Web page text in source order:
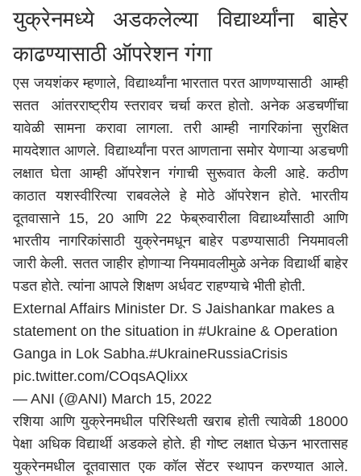
युक्रेनमध्ये अडकलेल्या विद्यार्थ्यांना बाहेर
काढण्यासाठी ऑपरेशन गंगा
एस जयशंकर म्हणाले, विद्यार्थ्यांना भारतात परत आणण्यासाठी आम्ही
सतत आंतरराष्ट्रीय स्तरावर चर्चा करत होतो. अनेक अडचणींचा
यावेळी सामना करावा लागला. तरी आम्ही नागरिकांना सुरक्षित
मायदेशात आणले. विद्यार्थ्यांना परत आणताना समोर येणाऱ्या अडचणी
लक्षात घेता आम्ही ऑपरेशन गंगाची सुरूवात केली आहे. कठीण
काठात यशस्वीरित्या राबवलेले हे मोठे ऑपरेशन होते. भारतीय
दूतवासाने 15, 20 आणि 22 फेब्रुवारीला विद्यार्थ्यांसाठी आणि
भारतीय नागरिकांसाठी युक्रेनमधून बाहेर पडण्यासाठी नियमावली
जारी केली. सतत जाहीर होणाऱ्या नियमावलीमुळे अनेक विद्यार्थी बाहेर
पडत होते. त्यांना आपले शिक्षण अर्धवट राहण्याचे भीती होती.
External Affairs Minister Dr. S Jaishankar makes a
statement on the situation in #Ukraine & Operation
Ganga in Lok Sabha.#UkraineRussiaCrisis
pic.twitter.com/COqsAQlixx
— ANI (@ANI) March 15, 2022
रशिया आणि युक्रेनमधील परिस्थिती खराब होती त्यावेळी 18000
पेक्षा अधिक विद्यार्थी अडकले होते. ही गोष्ट लक्षात घेऊन भारतासह
युक्रेनमधील दूतवासात एक कॉल सेंटर स्थापन करण्यात आले.